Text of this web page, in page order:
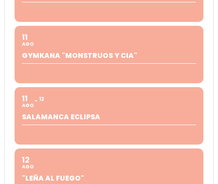
11
AGO
GYMKANA "MONSTRUOS Y CIA"
11
AGO
12
SALAMANCA ECLIPSA
12
AGO
"LEÑA AL FUEGO"